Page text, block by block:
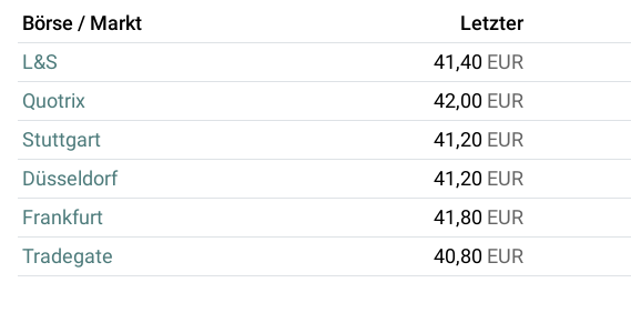
Börse / Markt Letzter
L&S
41,40 EUR
Quotrix
42,00 EUR
Stuttgart
41,20 EUR
Düsseldorf
41,20 EUR
Frankfurt
41,80 EUR
Tradegate
40,80 EUR